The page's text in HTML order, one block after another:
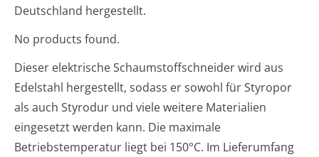
Deutschland hergestellt.
No products found.
Dieser elektrische Schaumstoffschneider wird aus
Edelstahl hergestellt, sodass er sowohl für Styropor
als auch Styrodur und viele weitere Materialien
eingesetzt werden kann. Die maximale
Betriebstemperatur liegt bei 150°C. Im Lieferumfang